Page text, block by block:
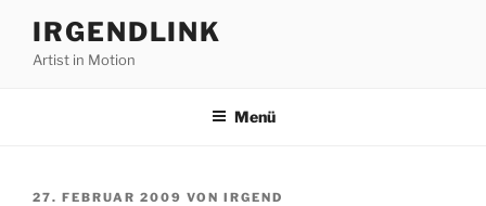
Inhalt
springen
IRGENDLINK
Artist in Motion
Menü
VERÖFFENTLICHT
27. FEBRUAR 2009 VON IRGEND